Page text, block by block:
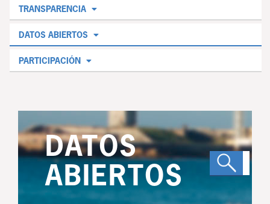
TRANSPARENCIA
DATOS ABIERTOS
PARTICIPACIÓN
DATOS
ABIERTOS